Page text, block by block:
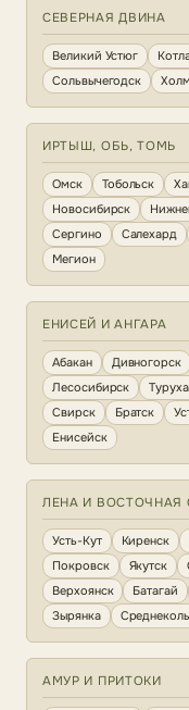
СЕВЕРНАЯ ДВИНА
Великий Устюг
Сольвычегодск
ИРТЫШ, ОБЬ, ТОМЬ
Омск Тобольск
Новосибирск
Сергино
Салехард
Мегион
ЕНИСЕЙ И АНГАРА
Абакан Дивногорск
Лесосибирск
Свирск
Братск
Енисейск
ЛЕНА И ВОСТОЧНАЯ
Усть-Кут Киренск
Покровск
Якутск
Верхоянск
Батагай
Зырянка
АМУР И ПРИТОКИ